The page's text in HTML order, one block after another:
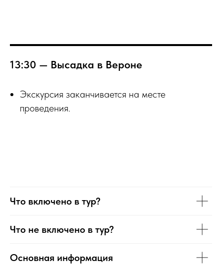
13:30 — Высадка в Вероне
Экскурсия заканчивается на месте
проведения.
Что включено в тур?
Что не включено в тур?
Основная информация